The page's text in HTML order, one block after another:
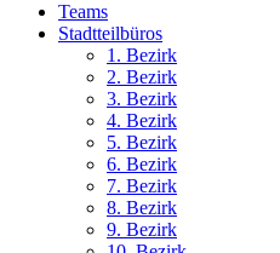
Teams
Stadtteilbüros
1. Bezirk
2. Bezirk
3. Bezirk
4. Bezirk
5. Bezirk
6. Bezirk
7. Bezirk
8. Bezirk
9. Bezirk